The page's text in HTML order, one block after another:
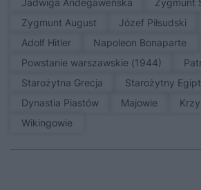
Jadwiga Andegaweńska
Zygmunt
Zygmunt August
Józef Piłsudski
Adolf Hitler
Napoleon Bonaparte
Powstanie warszawskie (1944)
Starożytna Grecja
Starożytny Egipt
Dynastia Piastów
Majowie
Wikingowie